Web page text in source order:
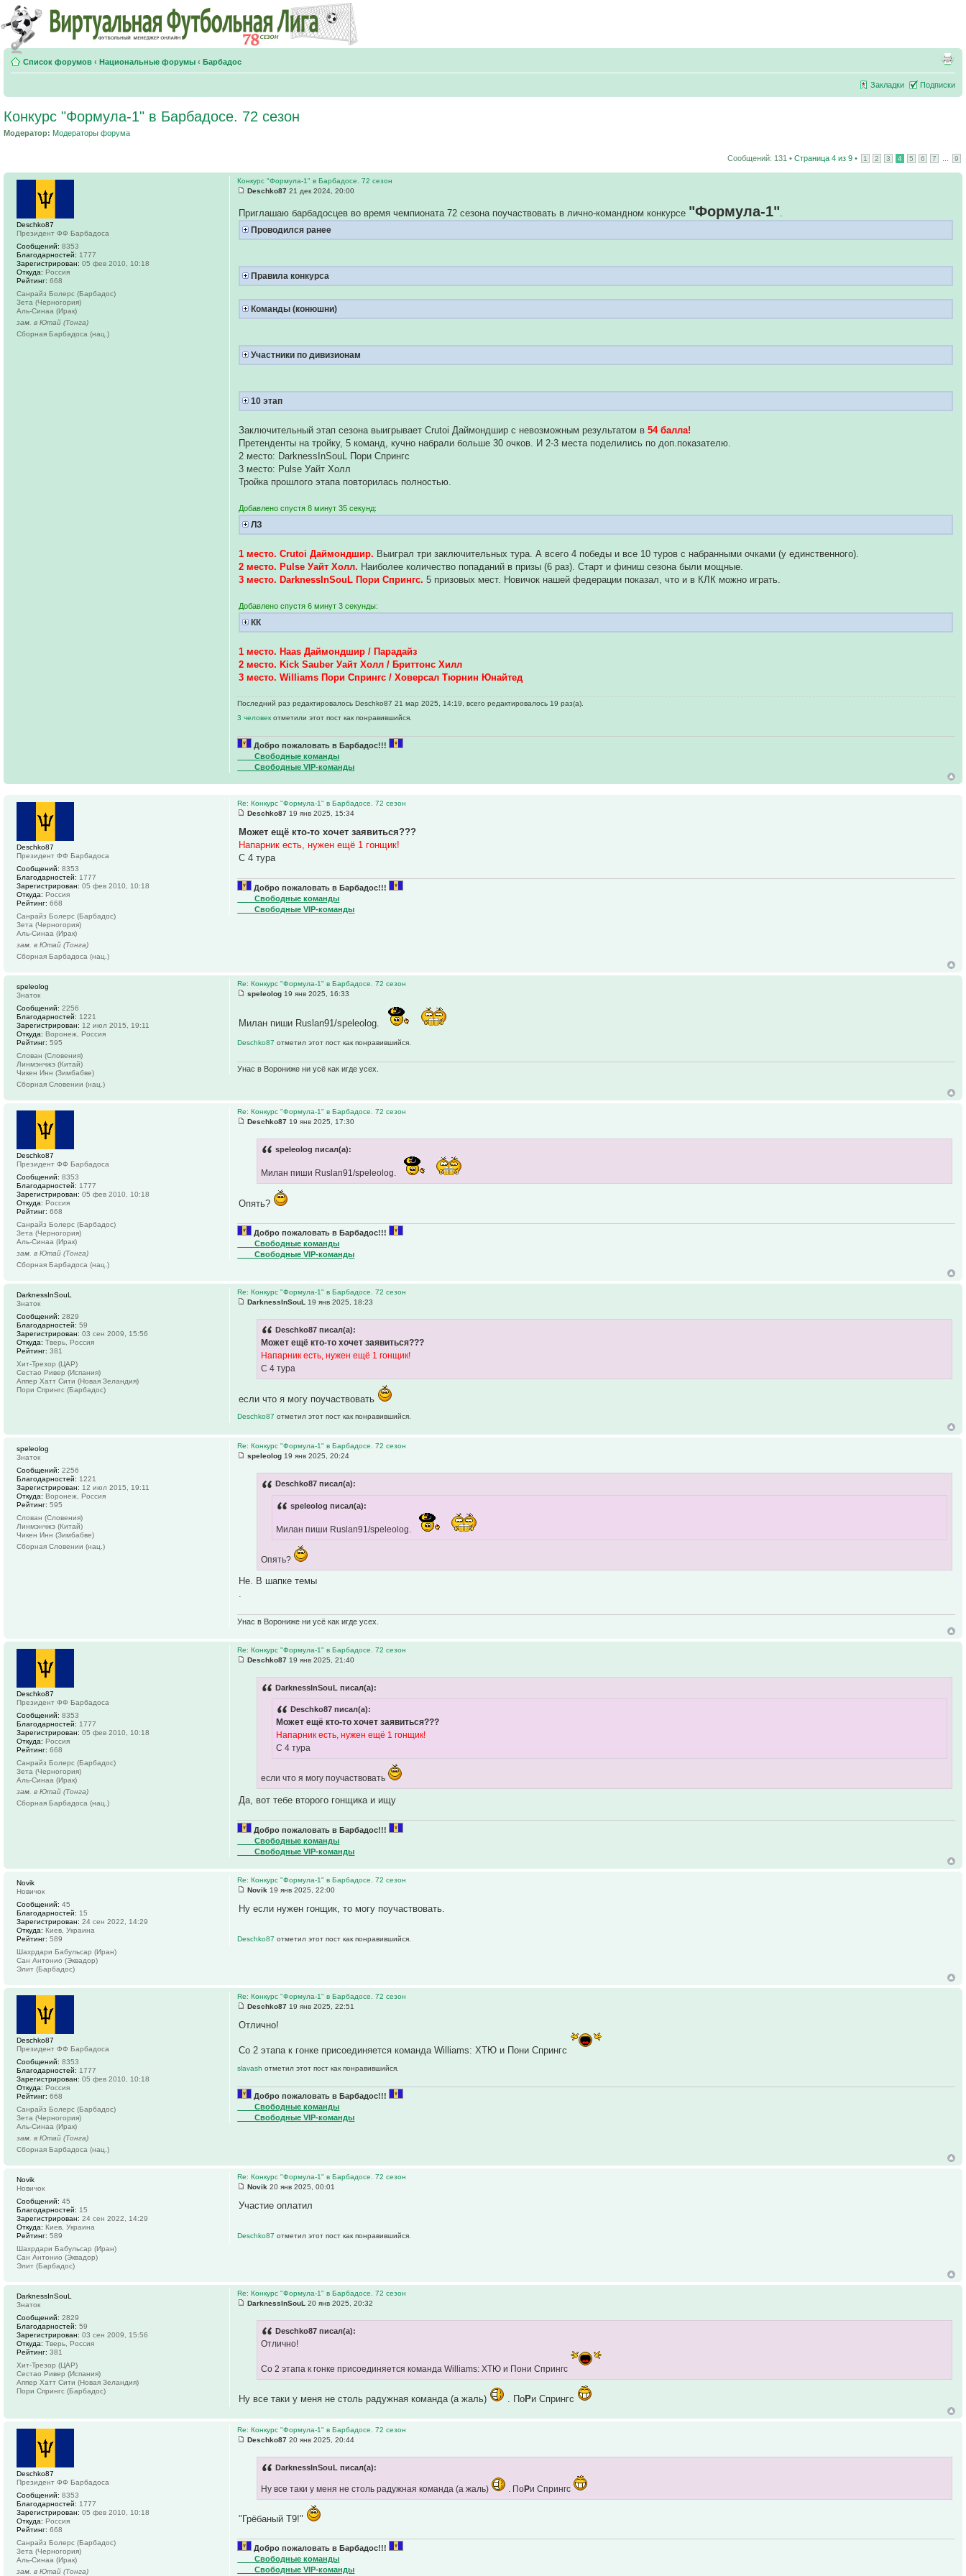
Список форумов ‹ Национальные форумы ‹ Барбадос
Закладки Подписки
Конкурс "Формула-1" в Барбадосе. 72 сезон
Модератор: Модераторы форума
Сообщений: 131 • Страница 4 из 9 • 1 2 3 4 5 6 7 9
Конкурс "Формула-1" в Барбадосе. 72 сезон
Deschko87 21 дек 2024, 20:00
Приглашаю барбадосцев во время чемпионата 72 сезона поучаствовать в лично-командном конкурсе "Формула-1"
Проводился ранее
Правила конкурса
Команды (конюшни)
Участники по дивизионам
10 этап
Заключительный этап сезона выигрывает Crutoi Даймондшир с невозможным результатом в 54 балла!
Претенденты на тройку, 5 команд, кучно набрали больше 30 очков. И 2-3 места поделились по доп.показателю.
2 место: DarknessInSouL Пори Спрингс
3 место: Pulse Уайт Холл
Тройка прошлого этапа повторилась полностью.
Добавлено спустя 8 минут 35 секунд:
ЛЗ
1 место. Crutoi Даймондшир. Выиграл три заключительных тура. А всего 4 победы и все 10 туров с набранными очками (у единственного).
2 место. Pulse Уайт Холл. Наиболее количество попаданий в призы (6 раз). Старт и финиш сезона были мощные.
3 место. DarknessInSouL Пори Спрингс. 5 призовых мест. Новичок нашей федерации показал, что и в КЛК можно играть.
Добавлено спустя 6 минут 3 секунды:
КК
1 место. Haas Даймондшир / Парадайз
2 место. Kick Sauber Уайт Холл / Бриттонс Хилл
3 место. Williams Пори Спрингс / Ховерсал Тюрнин Юнайтед
Последний раз редактировалось Deschko87 21 мар 2025, 14:19, всего редактировалось 19 раз(а).
3 человекотметили этот пост как понравившийся.
Добро пожаловать в Барбадос!!!
____Свободные команды
____Свободные VIP-команды
Deschko87
Президент ФФ Барбадоса
Сообщений: 8353
Благодарностей: 1777
Зарегистрирован: 05 фев 2010, 10:18
Откуда: Россия
Рейтинг: 668
Санрайз Болерс (Барбадос)
Зета (Черногория)
Аль-Синаа (Ирак)
зам. в Ютай (Тонга)
Сборная Барбадоса (нац.)
Re: Конкурс "Формула-1" в Барбадосе. 72 сезон
Deschko87 19 янв 2025, 15:34
Может ещё кто-то хочет заявиться???
Напарник есть, нужен ещё 1 гонщик!
С 4 тура
Добро пожаловать в Барбадос!!!
____Свободные команды
____Свободные VIP-команды
Deschko87
Президент ФФ Барбадоса
Сообщений: 8353
Благодарностей: 1777
Зарегистрирован: 05 фев 2010, 10:18
Откуда: Россия
Рейтинг: 668
Санрайз Болерс (Барбадос)
Зета (Черногория)
Аль-Синаа (Ирак)
зам. в Ютай (Тонга)
Сборная Барбадоса (нац.)
Re: Конкурс "Формула-1" в Барбадосе. 72 сезон
speleolog 19 янв 2025, 16:33
Милан пиши Ruslan91/speleolog.
Deschko87отметил этот пост как понравившийся.
Унас в Ворониже ни усё как игде усех.
speleolog
Знаток
Сообщений: 2256
Благодарностей: 1221
Зарегистрирован: 12 июл 2015, 19:11
Откуда: Воронеж, Россия
Рейтинг: 595
Слован (Словения)
Линмэнчжэ (Китай)
Чикен Инн (Зимбабве)
Сборная Словении (нац.)
Re: Конкурс "Формула-1" в Барбадосе. 72 сезон
Deschko87 19 янв 2025, 17:30
speleolog писал(а):
Милан пиши Ruslan91/speleolog.
Опять?
Добро пожаловать в Барбадос!!!
____Свободные команды
____Свободные VIP-команды
Deschko87
Президент ФФ Барбадоса
Сообщений: 8353
Благодарностей: 1777
Зарегистрирован: 05 фев 2010, 10:18
Откуда: Россия
Рейтинг: 668
Санрайз Болерс (Барбадос)
Зета (Черногория)
Аль-Синаа (Ирак)
зам. в Ютай (Тонга)
Сборная Барбадоса (нац.)
Re: Конкурс "Формула-1" в Барбадосе. 72 сезон
DarknessInSouL
19 янв 2025, 18:23
Deschko87 писал(а):
Может ещё кто-то хочет заявиться???
Напарник есть, нужен ещё 1 гонщик!
С 4 тура
если что я могу поучаствовать
Deschko87отметил этот пост как понравившийся.
DarknessInSouL
Знаток
Сообщений: 2829
Благодарностей: 59
Зарегистрирован: 03 сен 2009, 15:56
Откуда: Тверь, Россия
Рейтинг: 381
Хит-Трезор (ЦАР)
Сестао Ривер (Испания)
Аппер Хатт Сити (Новая Зеландия)
Пори Спрингс (Барбадос)
Re: Конкурс "Формула-1" в Барбадосе. 72 сезон
speleolog 19 янв 2025, 20:24
Deschko87 писал(а):
speleolog писал(а):
Милан пиши Ruslan91/speleolog.
Опять?
Не. В шапке темы
Унас в Ворониже ни усё как игде усех.
speleolog
Знаток
Сообщений: 2256
Благодарностей: 1221
Зарегистрирован: 12 июл 2015, 19:11
Откуда: Воронеж, Россия
Рейтинг: 595
Слован (Словения)
Линмэнчжэ (Китай)
Чикен Инн (Зимбабве)
Сборная Словении (нац.)
Re: Конкурс "Формула-1" в Барбадосе. 72 сезон
Deschko87 19 янв 2025, 21:40
DarknessInSouL писал(а):
Deschko87 писал(а):
Может ещё кто-то хочет заявиться???
Напарник есть, нужен ещё 1 гонщик!
С 4 тура
если что я могу поучаствовать
Да, вот тебе второго гонщика и ищу
Добро пожаловать в Барбадос!!!
____Свободные команды
____Свободные VIP-команды
Deschko87
Президент ФФ Барбадоса
Сообщений: 8353
Благодарностей: 1777
Зарегистрирован: 05 фев 2010, 10:18
Откуда: Россия
Рейтинг: 668
Санрайз Болерс (Барбадос)
Зета (Черногория)
Аль-Синаа (Ирак)
зам. в Ютай (Тонга)
Сборная Барбадоса (нац.)
Re: Конкурс "Формула-1" в Барбадосе. 72 сезон
Novik 19 янв 2025, 22:00
Ну если нужен гонщик, то могу поучаствовать.
Deschko87отметил этот пост как понравившийся.
Novik
Новичок
Сообщений: 45
Благодарностей: 15
Зарегистрирован: 24 сен 2022, 14:29
Откуда: Киев, Украина
Рейтинг: 589
Шахрдари Бабульсар (Иран)
Сан Антонио (Эквадор)
Элит (Барбадос)
Re: Конкурс "Формула-1" в Барбадосе. 72 сезон
Deschko87 19 янв 2025, 22:51
Отлично!
Со 2 этапа к гонке присоединяется команда Williams: ХТЮ и Пони Спрингс
slavashотметил этот пост как понравившийся.
Добро пожаловать в Барбадос!!!
____Свободные команды
____Свободные VIP-команды
Deschko87
Президент ФФ Барбадоса
Сообщений: 8353
Благодарностей: 1777
Зарегистрирован: 05 фев 2010, 10:18
Откуда: Россия
Рейтинг: 668
Санрайз Болерс (Барбадос)
Зета (Черногория)
Аль-Синаа (Ирак)
зам. в Ютай (Тонга)
Сборная Барбадоса (нац.)
Re: Конкурс "Формула-1" в Барбадосе. 72 сезон
Novik 20 янв 2025, 00:01
Участие оплатил
Deschko87отметил этот пост как понравившийся.
Novik
Новичок
Сообщений: 45
Благодарностей: 15
Зарегистрирован: 24 сен 2022, 14:29
Откуда: Киев, Украина
Рейтинг: 589
Шахрдари Бабульсар (Иран)
Сан Антонио (Эквадор)
Элит (Барбадос)
Re: Конкурс "Формула-1" в Барбадосе. 72 сезон
DarknessInSouL 20 янв 2025, 20:32
Deschko87 писал(а):
Отлично!
Со 2 этапа к гонке присоединяется команда Williams: ХТЮ и Пони Спрингс
Ну все таки у меня не столь радужная команда (а жаль) . ПоРи Спрингс
DarknessInSouL
Знаток
Сообщений: 2829
Благодарностей: 59
Зарегистрирован: 03 сен 2009, 15:56
Откуда: Тверь, Россия
Рейтинг: 381
Хит-Трезор (ЦАР)
Сестао Ривер (Испания)
Аппер Хатт Сити (Новая Зеландия)
Пори Спрингс (Барбадос)
Re: Конкурс "Формула-1" в Барбадосе. 72 сезон
Deschko87 20 янв 2025, 20:44
DarknessInSouL писал(а):
Ну все таки у меня не столь радужная команда (а жаль) . ПоРи Спрингс
"Грёбаный Т9!"
Добро пожаловать в Барбадос!!!
____Свободные команды
____Свободные VIP-команды
Deschko87
Президент ФФ Барбадоса
Сообщений: 8353
Благодарностей: 1777
Зарегистрирован: 05 фев 2010, 10:18
Откуда: Россия
Рейтинг: 668
Санрайз Болерс (Барбадос)
Зета (Черногория)
Аль-Синаа (Ирак)
зам. в Ютай (Тонга)